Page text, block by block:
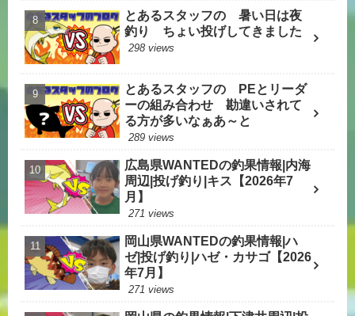
とあるスタッフの 暑い日は夜
釣り ちょい投げしてきました
298 views
とあるスタッフの PEとリーダ
ーの組み合わせ 勘違いされて
る方が多いなぁあ～と
289 views
広島県WANTEDの釣果情報|内海
周辺|投げ釣り|キス【2026年7
月】
271 views
岡山県WANTEDの釣果情報|ハ
ゼ|投げ釣り|ハゼ・カサゴ【2026
年7月】
271 views